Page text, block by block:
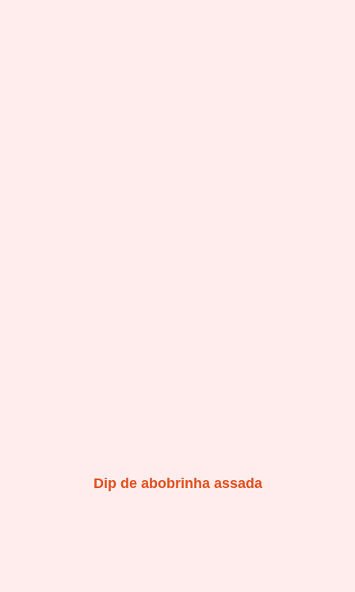
Dip de abobrinha assada